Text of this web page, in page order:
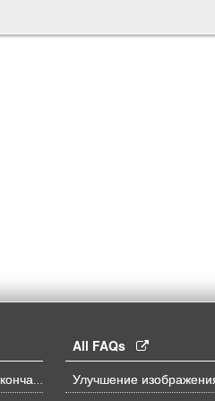
All FAQs